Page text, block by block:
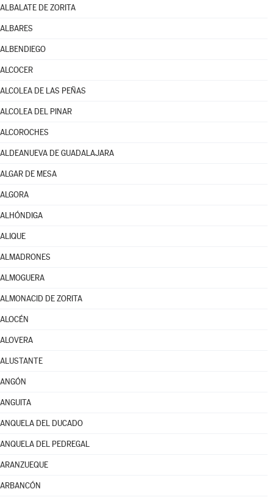
ALBALATE DE ZORITA
ALBARES
ALBENDIEGO
ALCOCER
ALCOLEA DE LAS PEÑAS
ALCOLEA DEL PINAR
ALCOROCHES
ALDEANUEVA DE GUADALAJARA
ALGAR DE MESA
ALGORA
ALHÓNDIGA
ALIQUE
ALMADRONES
ALMOGUERA
ALMONACID DE ZORITA
ALOCÉN
ALOVERA
ALUSTANTE
ANGÓN
ANGUITA
ANQUELA DEL DUCADO
ANQUELA DEL PEDREGAL
ARANZUEQUE
ARBANCÓN